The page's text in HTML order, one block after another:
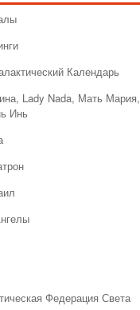
Календарь
Lady Nada, Мать Мария,
Инь
Федерация Света